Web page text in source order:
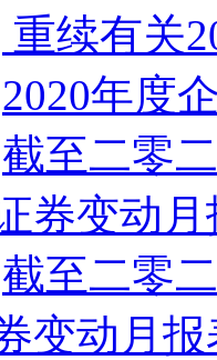
重续有关
2020年度
截至二零
券变动月
截至二零
变动月报